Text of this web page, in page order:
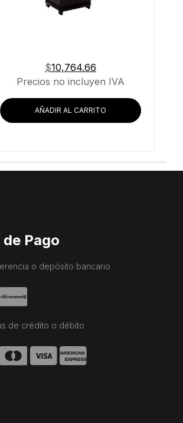
$10,764.66
Precios no incluyen IVA
AÑADIR AL CARRITO
Pago
o depósito bancario
de crédito o débito